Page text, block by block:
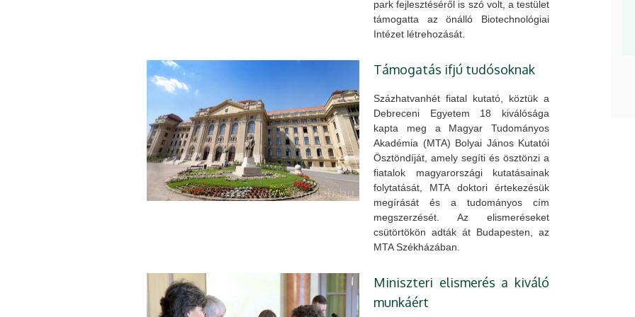
park fejlesztéséről is szó volt, a testület
támogatta az önálló Biotechnológiai
Intézet létrehozását.
Támogatás ifjú tudósoknak
Százhatvanhét fiatal kutató, köztük a
Debreceni Egyetem 18 kiválósága
kapta meg a Magyar Tudományos
Akadémia (MTA) Bolyai János Kutatói
Ösztöndíját, amely segíti és ösztönzi a
fiatalok magyarországi kutatásainak
folytatását, MTA doktori értekezésük
megírását és a tudományos cím
megszerzését. Az elismeréseket
csütörtökön adták át Budapesten, az
MTA Székházában.
Miniszteri elismerés a kiváló
munkáért